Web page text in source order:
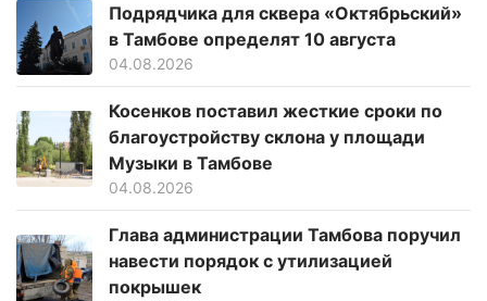
Подрядчика для сквера «Октябрьский»
в Тамбове определят 10 августа
04.08.2026
Косенков поставил жесткие сроки по
благоустройству склона у площади
Музыки в Тамбове
04.08.2026
Глава администрации Тамбова поручил
навести порядок с утилизацией
покрышек